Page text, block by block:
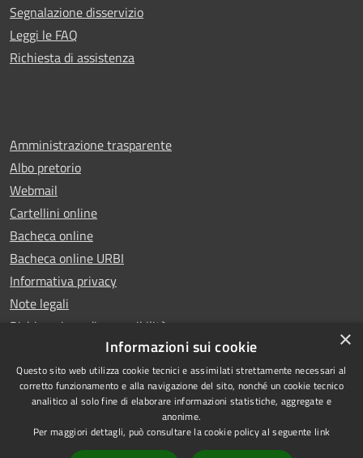
Segnalazione disservizio
Leggi le FAQ
Richiesta di assistenza
Amministrazione trasparente
Albo pretorio
Webmail
Cartellini online
Bacheca online
Bacheca online URBI
Informativa privacy
Note legali
Dichiarazione di accessibilità
RSS
Accessibilità
Copyright © 2025 Comune di
Ariano Irpino
Powered byMunicipium
×
Informazioni sui cookie
Questo sito web utilizza cookie tecnici e assimilati strettamente necessari al
corretto funzionamento e alla navigazione del sito, nonché un cookie tecnico
analitico al solo fine di elaborare informazioni statistiche, aggregate e
anonime.
Per maggiori dettagli, può consultare la cookie policy al seguente link